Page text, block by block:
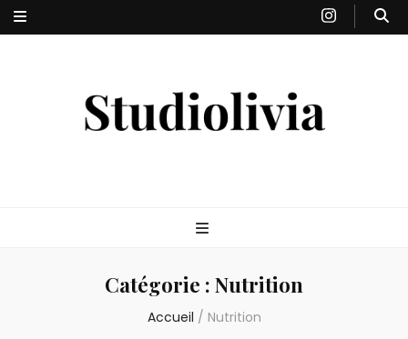
Catégorie : Nutrition
Accueil / Nutrition